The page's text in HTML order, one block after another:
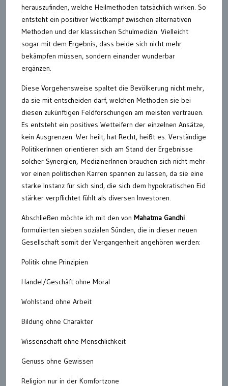
herauszufinden, welche Heilmethoden tatsächlich wirken. So
entsteht ein positiver Wettkampf zwischen alternativen
Methoden und der klassischen Schulmedizin. Vielleicht
sogar mit dem Ergebnis, dass beide sich nicht mehr
bekämpfen müssen, sondern einander wunderbar
ergänzen.
Diese Vorgehensweise spaltet die Bevölkerung nicht mehr,
da sie mit entscheiden darf, welchen Methoden sie bei
diesen zukünftigen Feldforschungen am meisten vertrauen.
Es entsteht ein positives Wetteifern der einzelnen Ansätze,
kein Ausgrenzen. Wer heilt, hat Recht, heißt es. Verständige
PolitikerInnen orientieren sich am Stand der Ergebnisse
solcher Synergien, MedizinerInnen brauchen sich nicht mehr
vor einen politischen Karren spannen zu lassen, da sie eine
starke Instanz für sich sind, die sich dem hypokratischen Eid
stärker verpflichtet fühlt als diversen Investoren.
Abschließen möchte ich mit den von Mahatma Gandhi
formulierten sieben sozialen Sünden, die in dieser neuen
Gesellschaft somit der Vergangenheit angehören werden:
Politik ohne Prinzipien
Handel/Geschäft ohne Moral
Wohlstand ohne Arbeit
Bildung ohne Charakter
Wissenschaft ohne Menschlichkeit
Genuss ohne Gewissen
Religion nur in der Komfortzone